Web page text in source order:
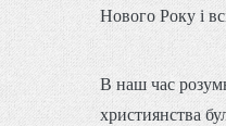
Нового Року і
В наш час
християнства